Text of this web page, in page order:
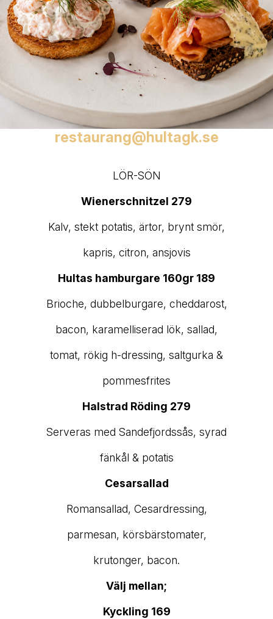
restaurang@hultagk.se
LÖR-SÖN
Wienerschnitzel 279
Kalv, stekt potatis, ärtor, brynt smör,
kapris, citron, ansjovis
Hultas hamburgare 160gr 189
Brioche, dubbelburgare, cheddarost,
bacon, karamelliserad lök, sallad,
tomat, rökig h-dressing, saltgurka &
pommesfrites
Halstrad Röding 279
Serveras med Sandefjordssås, syrad
fänkål & potatis
Cesarsallad
Romansallad, Cesardressing,
parmesan, körsbärstomater,
krutonger, bacon.
Välj mellan;
Kyckling 169